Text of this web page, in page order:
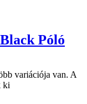
Póló
variációja van. A
ki